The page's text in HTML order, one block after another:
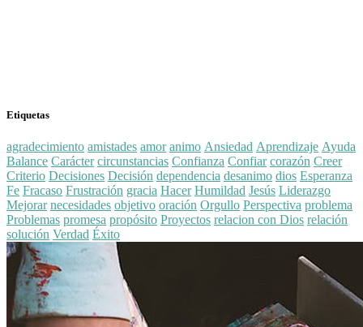
Etiquetas
agradecimiento amistades amor animo Ansiedad Aprendizaje Ayuda
Balance Carácter circunstancias Confianza Confiar corazón Creer
Criterio Decisiones Decisión dependencia desanimo dios Esperanza
Fe Fracaso Frustración gracia Hacer Humildad Jesús Liderazgo
Mejorar necesidades objetivo oración Orgullo Perspectiva problema
Problemas promesa propósito Proyectos relacion con Dios relación
solución Verdad Éxito